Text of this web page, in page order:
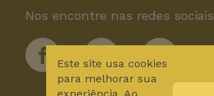
Nos encontre nas redes sociais
Este site usa cookies
para melhorar sua